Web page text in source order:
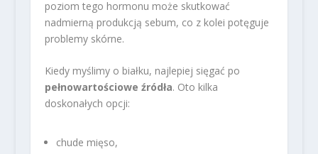
poziom tego hormonu może skutkować
nadmierną produkcją sebum, co z kolei potęguje
problemy skórne.
Kiedy myślimy o białku, najlepiej sięgać po
pełnowartościowe źródła. Oto kilka
doskonałych opcji:
chude mięso,